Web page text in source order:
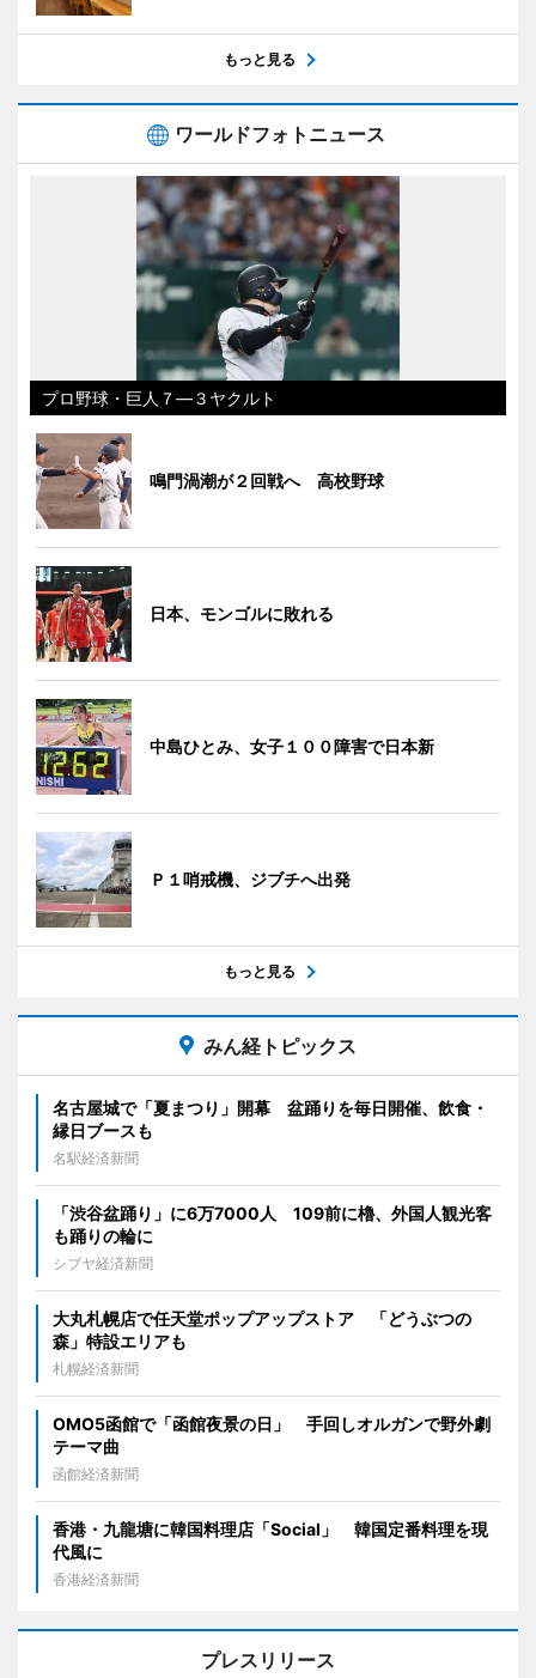
もっと見る
ワールドフォトニュース
プロ野球・巨人７―３ヤクルト
鳴門渦潮が２回戦へ 高校野球
日本、モンゴルに敗れる
中島ひとみ、女子１００障害で日本新
Ｐ１哨戒機、ジブチへ出発
もっと見る
みん経トピックス
名古屋城で「夏まつり」開幕 盆踊りを毎日開催、飲食・
縁日ブースも
名駅経済新聞
「渋谷盆踊り」に6万7000人 109前に櫓、外国人観光客
も踊りの輪に
シブヤ経済新聞
大丸札幌店で任天堂ポップアップストア 「どうぶつの
森」特設エリアも
札幌経済新聞
OMO5函館で「函館夜景の日」 手回しオルガンで野外劇
テーマ曲
函館経済新聞
香港・九龍塘に韓国料理店「Social」 韓国定番料理を現
代風に
香港経済新聞
プレスリリース